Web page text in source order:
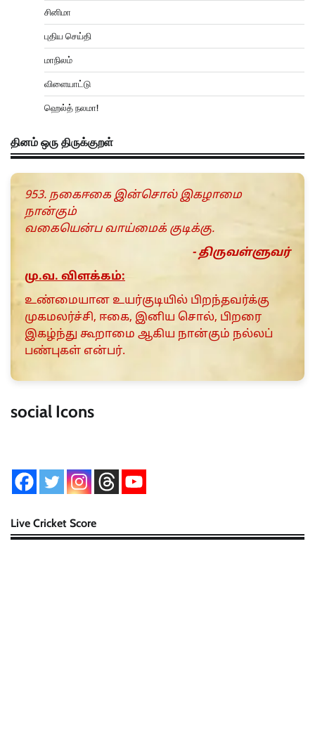
சினிமா
புதிய செய்தி
மாநிலம்
விளையாட்டு
ஹெல்த் நலமா!
தினம் ஒரு திருக்குறள்
953. நகைஈகை இன்சொல் இகழாமை
நான்கும்
வகையென்ப வாய்மைக் குடிக்கு.
- திருவள்ளுவர்
மு.வ. விளக்கம்:
உண்மையான உயர்குடியில் பிறந்தவர்க்கு
முகமலர்ச்சி, ஈகை, இனிய சொல், பிறரை
இகழ்ந்து கூறாமை ஆகிய நான்கும் நல்லப்
பண்புகள் என்பர்.
social Icons
Live Cricket Score